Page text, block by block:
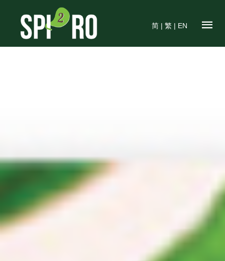
简 | 繁 | EN